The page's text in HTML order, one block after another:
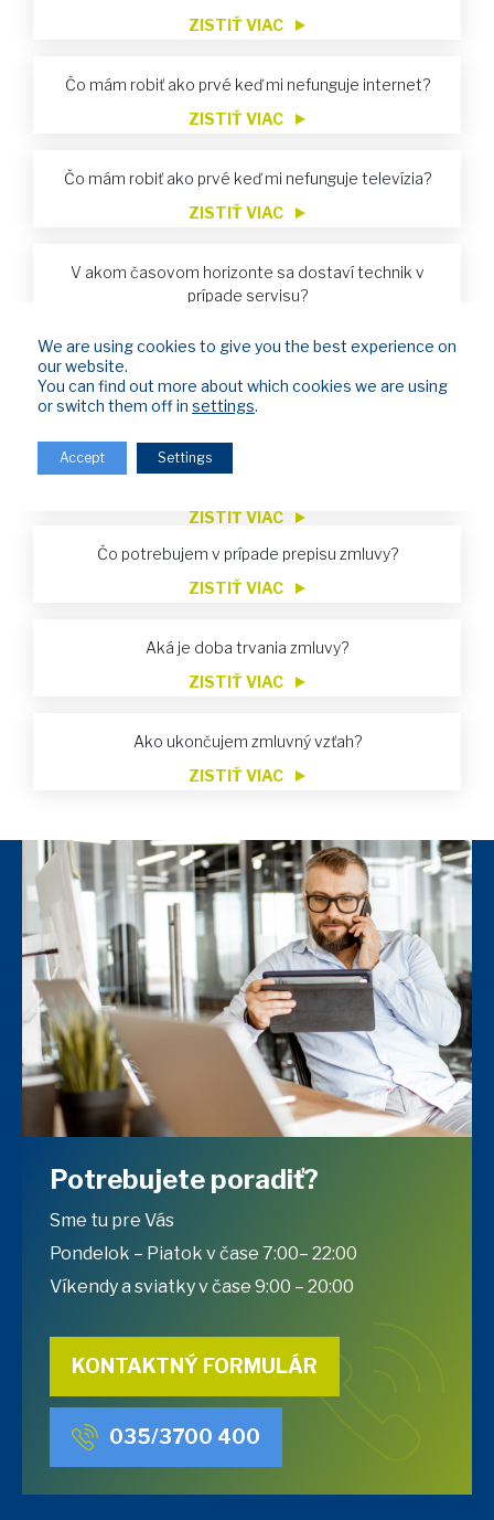
ZISTIŤ VIAC
Čo mám robiť ako prvé keď mi nefunguje internet?
ZISTIŤ VIAC
Čo mám robiť ako prvé keď mi nefunguje televízia?
ZISTIŤ VIAC
V akom časovom horizonte sa dostaví technik v
prípade servisu?
Nevyhnutné údaje pre vykonávanie úhrad za služby
ZISTIŤ VIAC
Bol som obmedzený z dôvodu neuhradenia faktúr.
ZISTIŤ VIAC
Čo potrebujem v prípade prepisu zmluvy?
ZISTIŤ VIAC
Aká je doba trvania zmluvy?
ZISTIŤ VIAC
Ako ukončujem zmluvný vzťah?
ZISTIŤ VIAC
Potrebujete poradiť?
Sme tu pre Vás
Pondelok – Piatok v čase 7:00– 22:00
Víkendy a sviatky v čase 9:00 – 20:00
KONTAKTNÝ FORMULÁR
035/3700 400
We are using cookies to give you the best experience on
our website.
You can find out more about which cookies we are using
or switch them off in settings
Accept Settings